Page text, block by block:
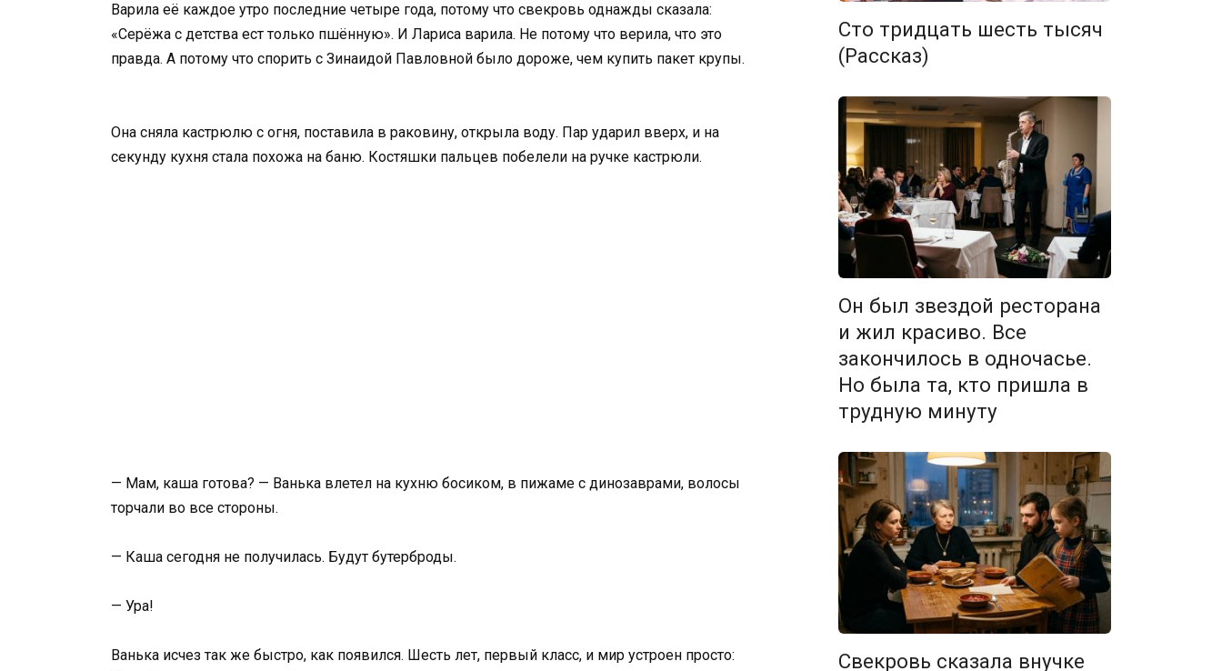
Варила её каждое утро последние четыре года, потому что свекровь однажды сказала:
«Серёжа с детства ест только пшённую». И Лариса варила. Не потому что верила, что это
правда. А потому что спорить с Зинаидой Павловной было дороже, чем купить пакет крупы.
Она сняла кастрюлю с огня, поставила в раковину, открыла воду. Пар ударил вверх, и на
секунду кухня стала похожа на баню. Костяшки пальцев побелели на ручке кастрюли.
— Мам, каша готова? — Ванька влетел на кухню босиком, в пижаме с динозаврами, волосы
торчали во все стороны.
— Каша сегодня не получилась. Будут бутерброды.
— Ура!
Ванька исчез так же быстро, как появился. Шесть лет, первый класс, и мир устроен просто:
Сто тридцать шесть тысяч
(Рассказ)
Он был звездой ресторана
и жил красиво. Все
закончилось в одночасье.
Но была та, кто пришла в
трудную минуту
Свекровь сказала внучке